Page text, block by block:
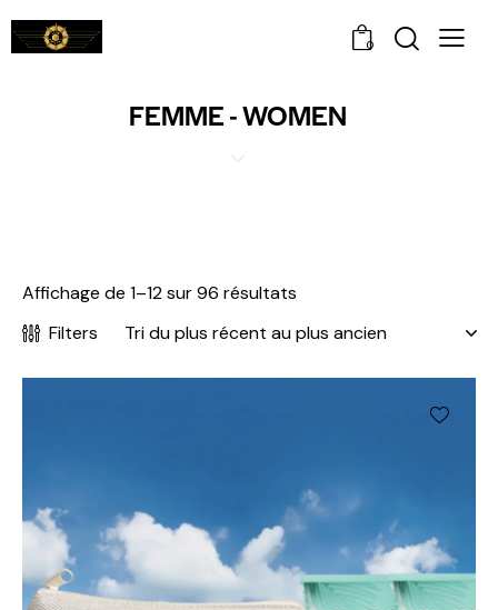
0
FEMME - WOMEN
Affichage de 1–12 sur 96 résultats
Filters